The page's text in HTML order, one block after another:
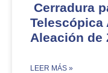
Cerradura
Telescópica
Aleación de
​LEER MÁS »